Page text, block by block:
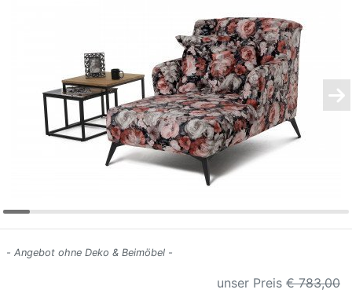
- Angebot ohne Deko & Beimöbel -
unser Preis € 783,00
Möbel-
Konfigurator
0%
Finanzierung